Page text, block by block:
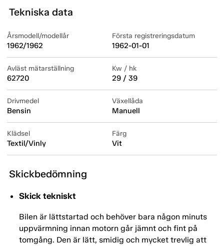
Tekniska data
Årsmodell/modellår
1962/1962
Första registreringsdatum
1962-01-01
Avläst mätarställning
62720
Kw / hk
29 / 39
Drivmedel
Bensin
Växellåda
Manuell
Klädsel
Textil/Vinly
Färg
Vit
Skickbedömning
Skick tekniskt
Bilen är lättstartad och behöver bara någon minuts
uppvärmning innan motorn går jämnt och fint på
tomgång. Den är lätt, smidig och mycket trevlig att